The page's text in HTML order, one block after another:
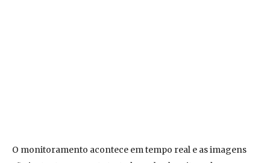
O monitoramento acontece em tempo real e as imagens